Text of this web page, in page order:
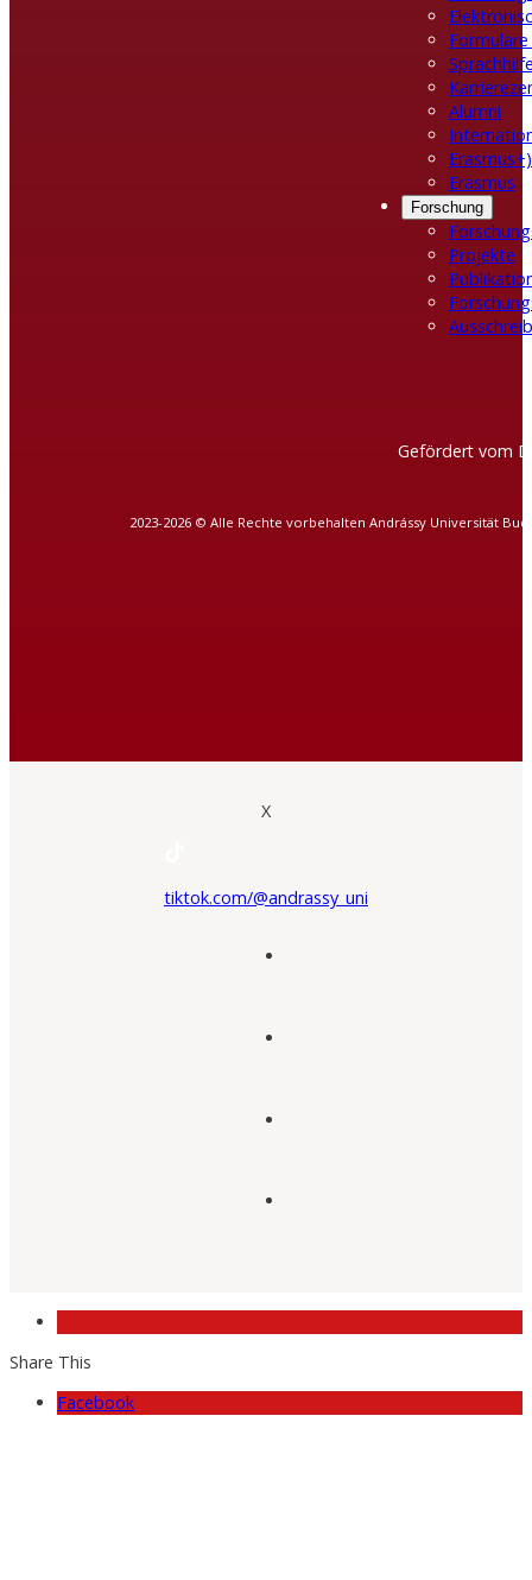
Alumni
Erasmus
Forschung
Projekte
Gefördert vom
2023-2026 © Alle Rechte vorbehalten Andrássy Universität
X
tiktok.com/@andrassy_uni
Share This
Facebook